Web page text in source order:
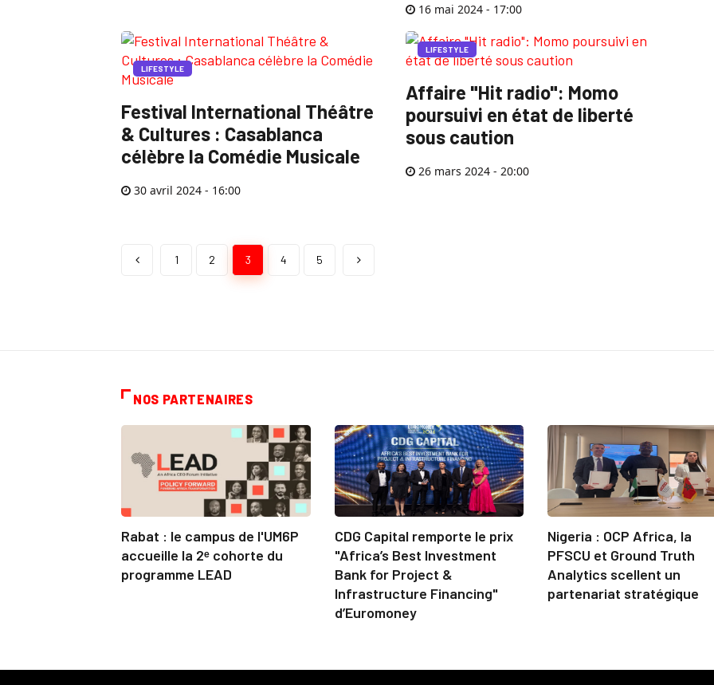
16 mai 2024 - 17:00
LIFESTYLE
Festival International Théâtre
& Cultures : Casablanca
célèbre la Comédie Musicale
30 avril 2024 - 16:00
LIFESTYLE
Affaire "Hit radio": Momo
poursuivi en état de liberté
sous caution
26 mars 2024 - 20:00
1 2 3 4 5
NOS PARTENAIRES
Rabat : le campus de l'UM6P
accueille la 2ᵉ cohorte du
programme LEAD
CDG Capital remporte le prix
"Africa’s Best Investment
Bank for Project &
Infrastructure Financing"
d’Euromoney
Nigeria : OCP Africa, la
PFSCU et Ground Truth
Analytics scellent un
partenariat stratégique